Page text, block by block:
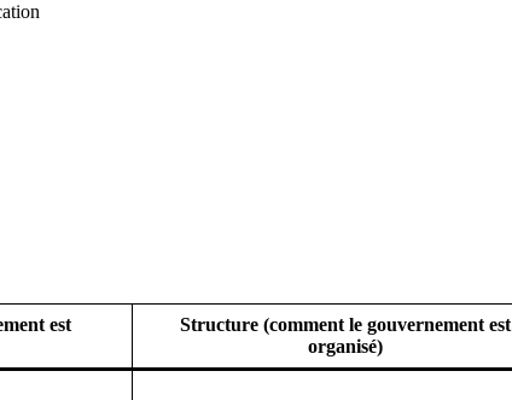
est
Structure (comment le gouvernement est
organisé)